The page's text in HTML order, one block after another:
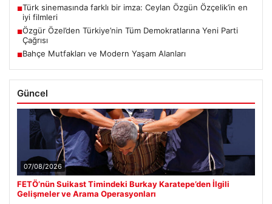
■Türk sinemasında farklı bir imza: Ceylan Özgün Özçelik’in en
iyi filmleri
■Özgür Özel’den Türkiye’nin Tüm Demokratlarına Yeni Parti
Çağrısı
■Bahçe Mutfakları ve Modern Yaşam Alanları
Güncel
07/08/2026
FETÖ’nün Suikast Timindeki Burkay Karatepe’den İlgili
Gelişmeler ve Arama Operasyonları